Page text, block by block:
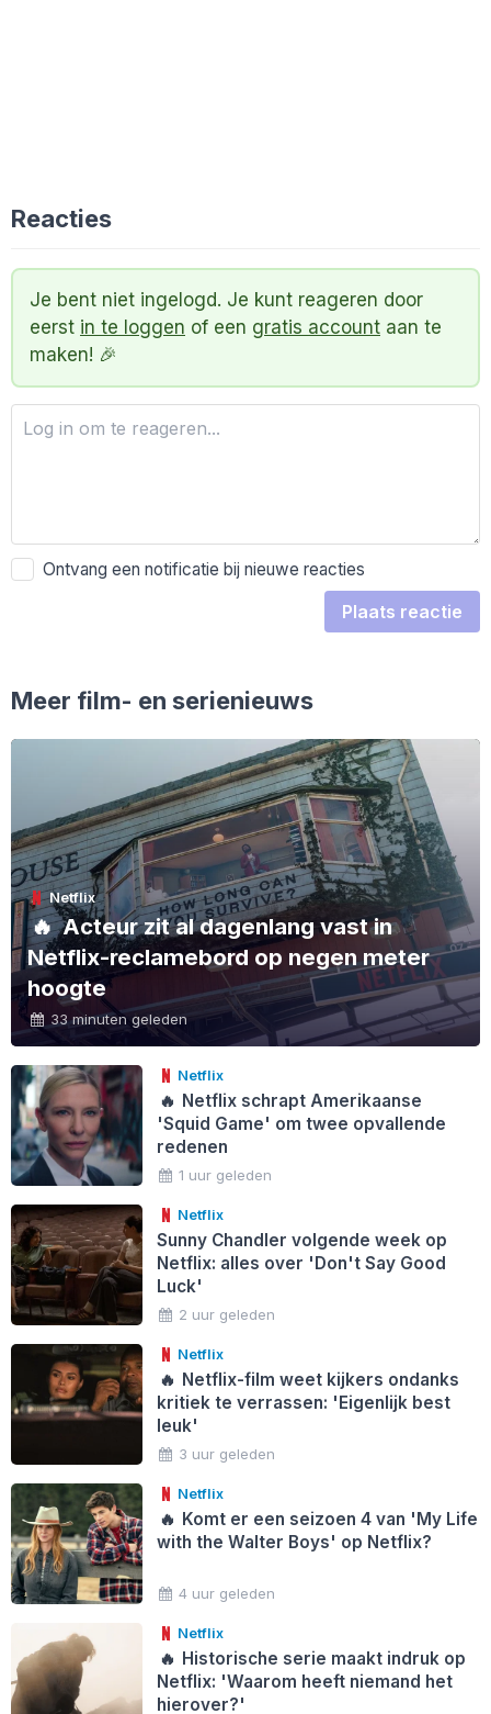
Reacties
Je bent niet ingelogd. Je kunt reageren door
eerst in te loggen of een gratis account aan te
maken! 🎉
Ontvang een notificatie bij nieuwe reacties
Plaats reactie
Meer film- en serienieuws
Netflix
🔥Acteur zit al dagenlang vast in
Netflix-reclamebord op negen meter
hoogte
33 minuten geleden
Netflix
🔥 Netflix schrapt Amerikaanse
'Squid Game' om twee opvallende
redenen
1 uur geleden
Netflix
Sunny Chandler volgende week op
Netflix: alles over 'Don't Say Good
Luck'
2 uur geleden
Netflix
🔥 Netflix-film weet kijkers ondanks
kritiek te verrassen: 'Eigenlijk best
leuk'
3 uur geleden
Netflix
🔥 Komt er een seizoen 4 van 'My Life
with the Walter Boys' op Netflix?
4 uur geleden
Netflix
🔥 Historische serie maakt indruk op
Netflix: 'Waarom heeft niemand het
hierover?'